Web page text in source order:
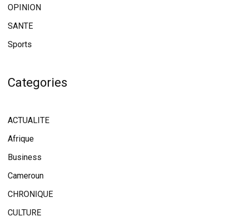
OPINION
SANTE
Sports
Categories
ACTUALITE
Afrique
Business
Cameroun
CHRONIQUE
CULTURE